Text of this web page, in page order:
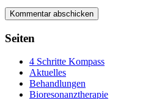
Seiten
4 Schritte Kompass
Aktuelles
Behandlungen
Bioresonanztherapie